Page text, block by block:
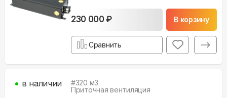
230 000 ₽ В корзину
Сравнить
#320 м3
Приточная вентиляция
в наличии